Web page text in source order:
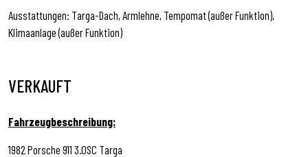
Ausstattungen: Targa-Dach, Armlehne, Tempomat (außer Funktion),
Klimaanlage (außer Funktion)
VERKAUFT
Fahrzeugbeschreibung:
1982 Porsche 911 3.0SC Targa